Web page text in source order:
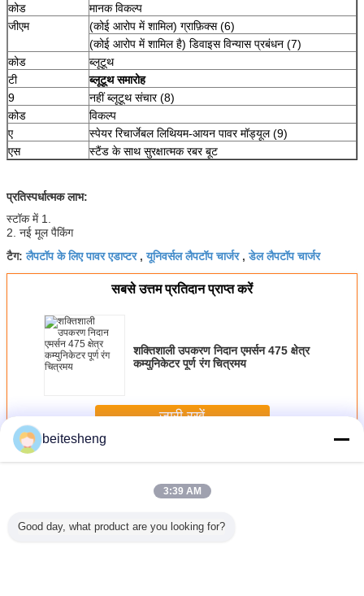
कोड
मानक विकल्प
जीएम
(कोई आरोप में शामिल) ग्राफ़िक्स (6)
(कोई आरोप में शामिल है) डिवाइस विन्यास प्रबंधन (7)
कोड
ब्लूटूथ
टी
ब्लूटूथ समारोह
9
नहीं ब्लूटूथ संचार (8)
कोड
विकल्प
ए
स्पेयर रिचार्जेबल लिथियम-आयन पावर मॉड्यूल (9)
एस
स्टैंड के साथ सुरक्षात्मक रबर बूट
प्रतिस्पर्धात्मक लाभ:
स्टॉक में 1.
2. नई मूल पैकिंग
टैग:लैपटॉप के लिए पावर एडाप्टर,यूनिवर्सल लैपटॉप चार्जर,डेल लैपटॉप चार्जर
सबसे उत्तम प्रतिदान प्राप्त करें
शक्तिशाली उपकरण निदान एमर्सन 475 क्षेत्र
कम्युनिकेटर पूर्ण रंग चित्रमय
जारी रखें
अधिकलैपटॉप पावर एडाप्टर
beitesheng
3:39 AM
Good day, what product are you looking for?